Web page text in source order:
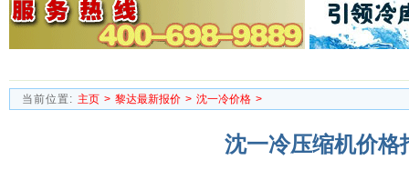
当前位置: 主页 > 黎达最新报价 > 沈一冷价格 >
沈一冷压缩机价格